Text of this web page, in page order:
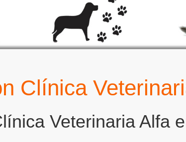
Clínica
Veterinaria Alfa